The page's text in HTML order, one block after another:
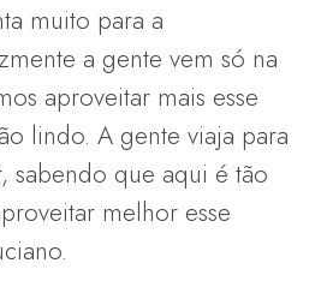
muito para a
a gente vem só na
aproveitar mais esse
lindo. A gente viaja para
sabendo que aqui é tão
melhor esse